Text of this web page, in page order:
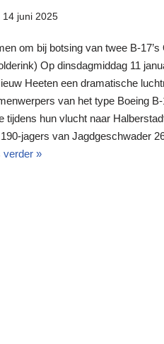
14 juni 2025
om bij botsing van twee B-
Op dinsdagmiddag 11
Heeten een dramatische
van het type Boeing
tijdens hun vlucht naar
jagers van Jagdgeschwader
verder »